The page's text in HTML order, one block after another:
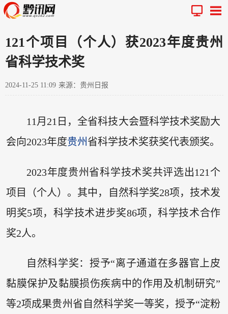
121个项目（个人）获2023年度贵州
省科学技术奖
2024-11-25 11:09 来源：贵州日报
11月21日，全省科技大会暨科学技术奖励大
会向2023年度贵州 省科学技术奖获奖代表颁奖。
2023年度贵州省科学技术奖共评选出121个
项目（个人）。其中，自然科学奖28项，技术发
明奖5项，科学技术进步奖86项，科学技术合作
奖2人。
自然科学奖：授予“离子通道在多器官上皮
黏膜保护及黏膜损伤疾病中的作用及机制研究”
等2项成果贵州省自然科学奖一等奖，授予“淀粉